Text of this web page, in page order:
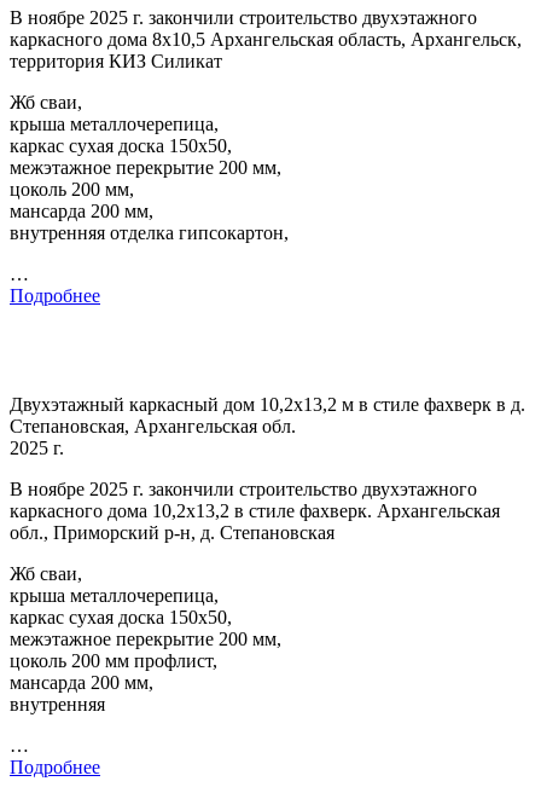
В ноябре 2025 г. закончили строительство двухэтажного
каркасного дома 8х10,5 Архангельская область, Архангельск,
территория КИЗ Силикат
Жб сваи,
крыша металлочерепица,
каркас сухая доска 150х50,
межэтажное перекрытие 200 мм,
цоколь 200 мм,
мансарда 200 мм,
внутренняя отделка гипсокартон,
…
Подробнее
Двухэтажный каркасный дом 10,2х13,2 м в стиле фахверк в д.
Степановская, Архангельская обл.
2025 г.
В ноябре 2025 г. закончили строительство двухэтажного
каркасного дома 10,2х13,2 в стиле фахверк. Архангельская
обл., Приморский р-н, д. Степановская
Жб сваи,
крыша металлочерепица,
каркас сухая доска 150х50,
межэтажное перекрытие 200 мм,
цоколь 200 мм профлист,
мансарда 200 мм,
внутренняя
…
Подробнее